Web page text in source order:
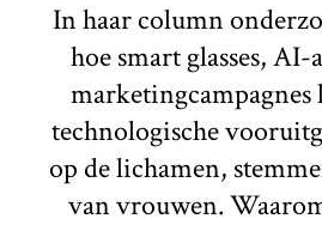
In haar column
hoe smart glasses, AI-
marketingcampagnes
technologische
op de lichamen,
van vrouwen.